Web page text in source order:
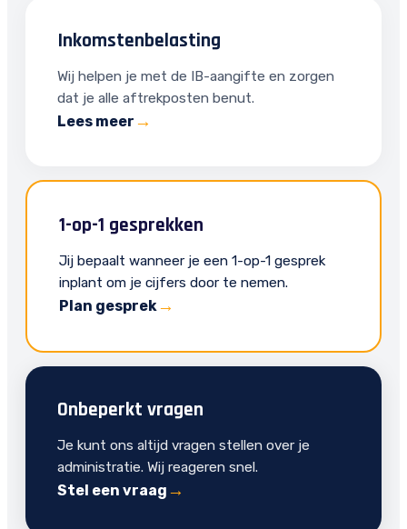
Inkomstenbelasting
Wij helpen je met de IB-aangifte en zorgen
dat je alle aftrekposten benut.
Lees meer
1-op-1 gesprekken
Jij bepaalt wanneer je een 1-op-1 gesprek
inplant om je cijfers door te nemen.
Plan gesprek
Onbeperkt vragen
Je kunt ons altijd vragen stellen over je
administratie. Wij reageren snel.
Stel een vraag